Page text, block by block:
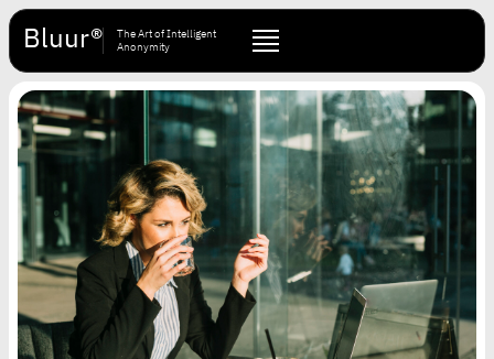
Bluur®
The Art of Intelligent
Anonymity